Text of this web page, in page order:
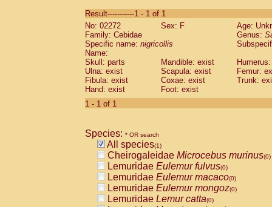
CebidaeSaguinus labiatus(0)
Cebidae Saguinus leucopus (0)
Cebidae
CebidaeSaguinus mystax
Cebidae Saguinus nigricollis (1)
Cebidae Saguinus oedipus
Cebidae Saguinus weddelli
Cebidae Saguinusspp.
Cebidae
CebidaeCebus capucinus
CebidaeCebus nigrivittatus
CebidaeCebus spp.(0)
CebidaeSaimiri boliviensis(0)
CebidaeSaimiri sciureus(0)
AtelidaeAlouatta caraya(0)
AtelidaeAlouatta fusca(0)
Result-----------1 - 1 of 1
No: 02272
Sex: F
Age:
Family: Cebidae
Genus:
Specific name: nigricollis
Name:
Skull: parts
Mandible: exist
Ulna: exist
Scapula: exist
Femur:
Fibula: exist
Coxae: exist
Trunk:
Hand: exist
Foot: exist
1 - 1 of 1
Species: * OR search
All species(1)
Cheirogaleidae Microcebus murinus(0)
Lemuridae Eulemur fulvus(0)
Lemuridae Eulemur macaco(0)
Lemuridae Eulemur mongoz(0)
Lemuridae Lemur catta(0)